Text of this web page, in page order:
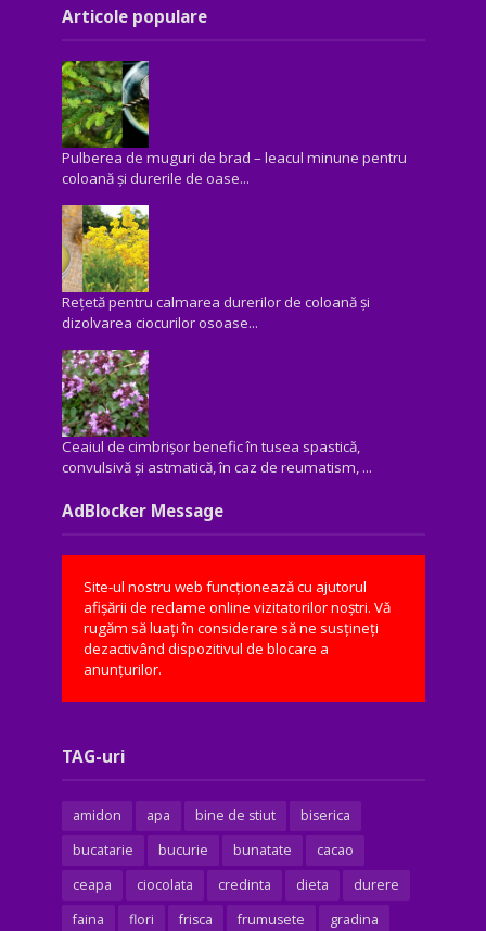
Articole populare
Pulberea de muguri de brad – leacul minune pentru
coloană și durerile de oase...
Rețetă pentru calmarea durerilor de coloană și
dizolvarea ciocurilor osoase...
Ceaiul de cimbrișor benefic în tusea spastică,
convulsivă şi astmatică, în caz de reumatism, ...
AdBlocker Message
Site-ul nostru web funcționează cu ajutorul
afișării de reclame online vizitatorilor noștri. Vă
rugăm să luați în considerare să ne susțineți
dezactivând dispozitivul de blocare a
anunțurilor.
TAG-uri
amidon apa bine de stiut
biserica
bucatarie
bucurie bunatate
cacao
ceapa
ciocolata credinta dieta
durere
faina
flori frisca frumusete gradina